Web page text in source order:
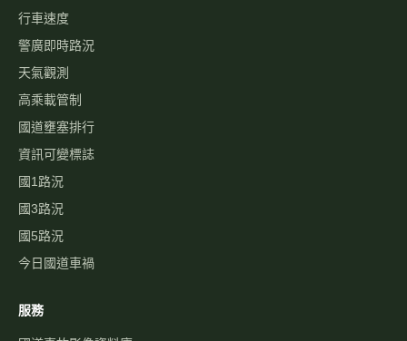
行車速度
警廣即時路況
天氣觀測
高乘載管制
國道壅塞排行
資訊可變標誌
國1路況
國3路況
國5路況
今日國道車禍
服務